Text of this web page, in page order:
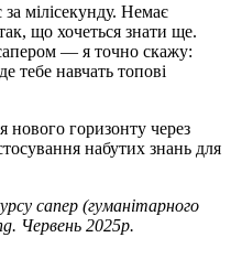
мілісекунду. Немає
що хочеться знати ще.
— я точно скажу:
тебе навчать топові
нового горизонту через
набутих знань для
сапер (гуманітарного
. Червень 2025р.